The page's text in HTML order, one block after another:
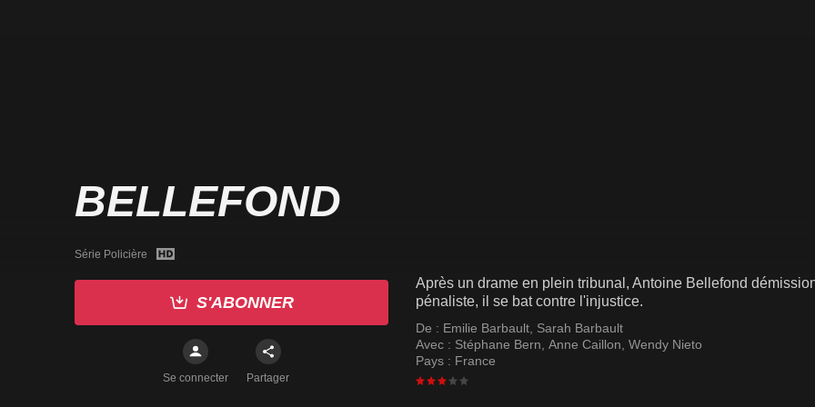
BELLEFOND
Série Policière
S'ABONNER
Se connecter Partager
Après un drame en plein tribunal, Antoine Bellefond
pénaliste, il se bat contre l'injustice.
De : Emilie Barbault Sarah Barbault
Avec : Stéphane Bern Anne Caillon Wendy Nieto
Pays : France